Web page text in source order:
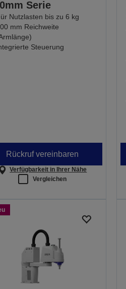
Serie
Nutzlasten bis zu 6 kg
mm Reichweite
Steuerung
Rückruf vereinbaren
Verfügbarkeit in Ihrer Nähe
Vergleichen